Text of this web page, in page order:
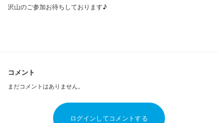
沢山のご参加お待ちしております♪
コメント
まだコメントはありません。
ログインしてコメントする